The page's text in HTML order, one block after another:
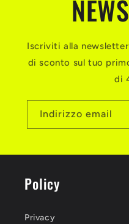
Iscriviti alla
di sconto sul tuo
di
Indirizzo email
Policy
Privacy